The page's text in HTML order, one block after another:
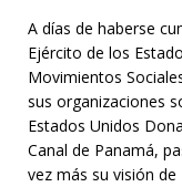
A días de haberse
Ejército de los
Movimientos
sus organizaciones
Estados Unidos
Canal de Panamá,
vez más su visión